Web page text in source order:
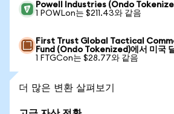
Powell Industries (Ondo
1 POWLon는 $211.43와 같음
First Trust Global Tactical
Fund (Ondo Tokenized)에서 미국
1 FTGCon는 $28.77와 같음
더 많은 변환 살펴보기